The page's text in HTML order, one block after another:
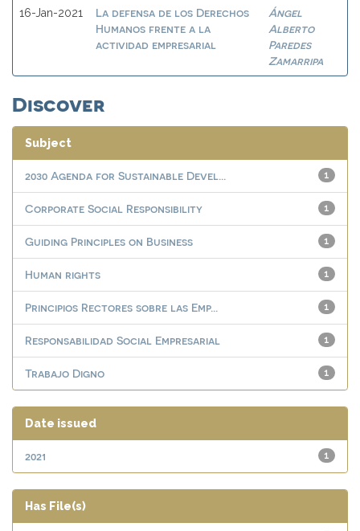
16-Jan-2021
La defensa de los Derechos
Humanos frente a la
actividad empresarial
Ángel
Alberto
Paredes
Zamarripa
Discover
Subject
1
2030 Agenda for Sustainable Devel...
1
Corporate Social Responsibility
1
Guiding Principles on Business
1
Human rights
1
Principios Rectores sobre las Emp...
1
Responsabilidad Social Empresarial
1
Trabajo Digno
Date issued
1
2021
Has File(s)